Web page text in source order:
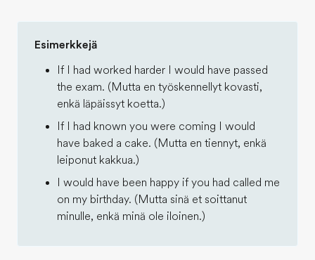
Esimerkkejä
If I had worked harder I would have passed
the exam. (Mutta en työskennellyt kovasti,
enkä läpäissyt koetta.)
If I had known you were coming I would
have baked a cake. (Mutta en tiennyt, enkä
leiponut kakkua.)
I would have been happy if you had called me
on my birthday. (Mutta sinä et soittanut
minulle, enkä minä ole iloinen.)